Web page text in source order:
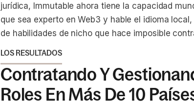
jurídica, Immutable ahora tiene la capacidad
que sea experto en Web3 y hable el idioma
de habilidades de nicho que hace imposible
LOS RESULTADOS
Contratando Y
Roles En Más De 10